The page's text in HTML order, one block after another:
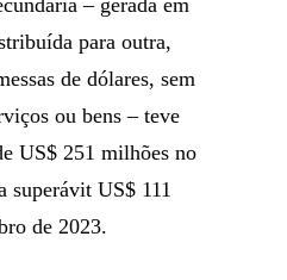
– gerada em
para outra,
de dólares, sem
ou bens – teve
US$ 251 milhões no
superávit US$ 111
de 2023.